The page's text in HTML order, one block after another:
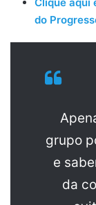
do
grupo
e
da